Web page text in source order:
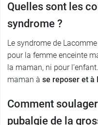
Quelles sont les
syndrome ?
Le syndrome de
pour la femme enceinte
la maman, ni pour
maman à se reposer et à
Comment
pubalgie de la